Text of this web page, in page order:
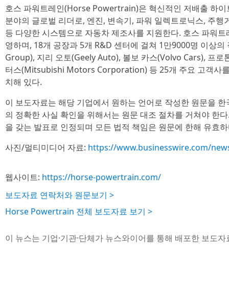
호스 파워트레인(Horse Powertrain)은 혁신적인 저배출 하
분야의 글로벌 리더로, 엔진, 변속기, 파워 일렉트로닉스, 주
등 다양한 시스템으로 자동차 제조사를 지원한다. 호스 파워
영하며, 18개 공장과 5개 R&D 센터에 걸쳐 1만9000명 이상
Group), 지리 오토(Geely Auto), 볼보 카스(Volvo Cars), 프
터스(Mitsubishi Motors Corporation) 등 25개 주요 고객사
치해 있다.
이 보도자료는 해당 기업에서 원하는 언어로 작성한 원문을
의 정확한 사실 확인을 위해서는 원문 대조 절차를 거쳐야 한
을 갖는 발표로 인정되며 모든 법적 책임은 원문에 한해 유효
사진/멀티미디어 자료: https://www.businesswire.com/
웹사이트: https://horse-powertrain.com/
보도자료 연락처와 원문보기 >
Horse Powertrain 전체 보도자료 보기 >
이 뉴스는 기업·기관·단체가 뉴스와이어를 통해 배포한 보도